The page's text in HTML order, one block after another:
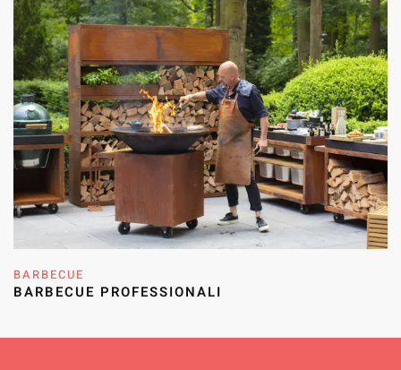
BARBECUE
BARBECUE PROFESSIONALI